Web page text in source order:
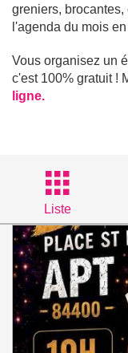
greniers,
l'agenda du mois
Vous organisez un
c'est 100% gratuit !
ligne.
Liste